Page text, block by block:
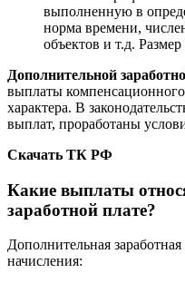
выполненную в
норма времени,
объектов и т.д.
Дополнительной
выплаты
характера. В
выплат, проработаны
Скачать ТК РФ
Какие выплаты
заработной плате?
Дополнительная
начисления: